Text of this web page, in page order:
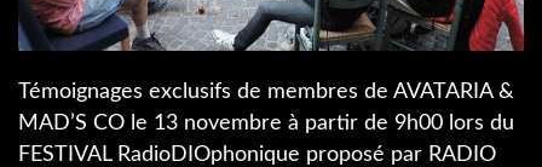
Témoignages exclusifs de membres de AVATARIA &
MAD’S CO le 13 novembre à partir de 9h00 lors du
FESTIVAL RadioDIOphonique proposé par RADIO